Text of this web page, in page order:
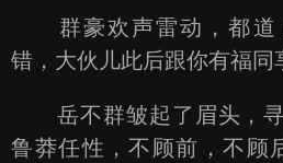
群豪欢声雷动，都道
错，大伙儿此后跟你有福同
岳不群皱起了眉头，寻
鲁莽任性，不顾前，不顾